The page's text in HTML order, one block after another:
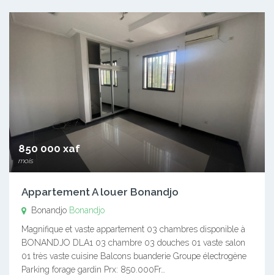
850 000 xaf
mois
Appartement A louer Bonandjo
Bonandjo Bonandjo
Magnifique et vaste appartement 03 chambres disponible à
BONANDJO DLA1 03 chambre 03 douches 01 vaste salon
01 très vaste cuisine Balcons buanderie Groupe électrogène
Parking forage gardin Prx: 850.000Fr…